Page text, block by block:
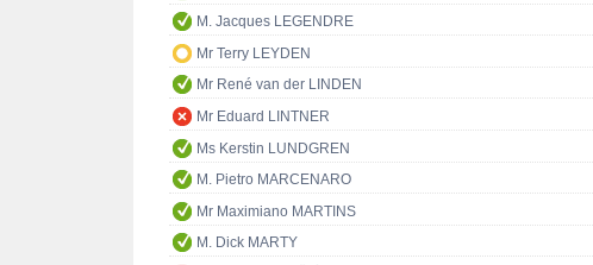
M. Jacques LEGENDRE
Mr Terry LEYDEN
Mr René van der LINDEN
Mr Eduard LINTNER
Ms Kerstin LUNDGREN
M. Pietro MARCENARO
Mr Maximiano MARTINS
M. Dick MARTY